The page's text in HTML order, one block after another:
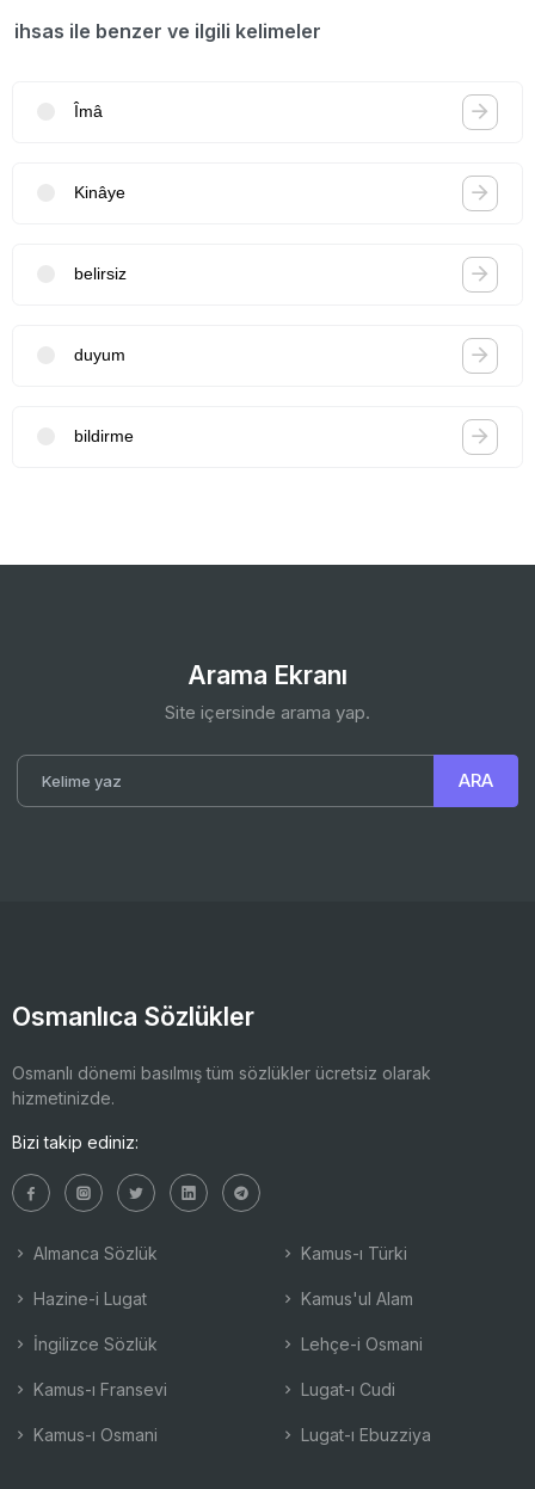
ihsas ile benzer ve ilgili kelimeler
Îmâ
Kinâye
belirsiz
duyum
bildirme
Arama Ekranı
Site içersinde arama yap.
Osmanlıca Sözlükler
Osmanlı dönemi basılmış tüm sözlükler ücretsiz olarak
hizmetinizde.
Bizi takip ediniz:
Almanca Sözlük
Hazine-i Lugat
İngilizce Sözlük
Kamus-ı Fransevi
Kamus-ı Osmani
Kamus-ı Türki
Kamus'ul Alam
Lehçe-i Osmani
Lugat-ı Cudi
Lugat-ı Ebuzziya